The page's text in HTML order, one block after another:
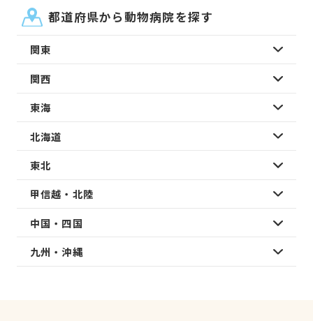
都道府県から動物病院を探す
関東
関西
東海
北海道
東北
甲信越・北陸
中国・四国
九州・沖縄